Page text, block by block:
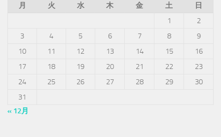
月
火 水 木 金 土
日
1
2
3
4 5 6 7 8
9
10
11 12 13 14 15
16
17
18 19 20 21 22
23
24
25 26 27 28 29
30
31
« 12月